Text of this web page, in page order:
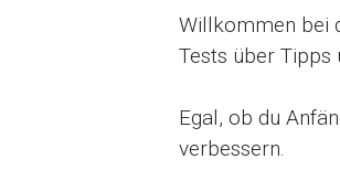
Willkommen bei
Tests über Tipps
Egal, ob du
verbessern.